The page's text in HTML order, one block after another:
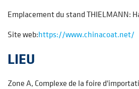
Emplacement du standTHIELMANN:
Site web:https://www.chinacoat.net/
LIEU
Zone A, Complexe de la foire